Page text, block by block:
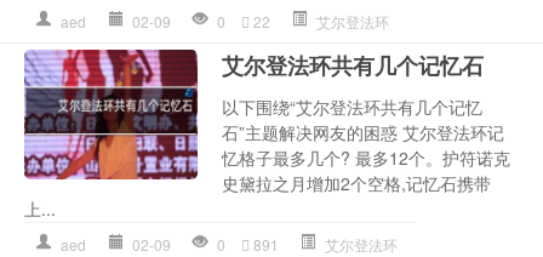
aed 02-09 0 22 艾尔登法环
艾尔登法环共有几个记忆石
以下围绕“艾尔登法环共有几个记忆
石”主题解决网友的困惑 艾尔登法环记
忆格子最多几个? 最多12个。护符诺克
史黛拉之月增加2个空格,记忆石携带
上...
aed 02-09 0 891 艾尔登法环